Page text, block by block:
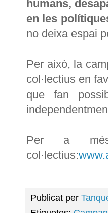
humans,
en les
no deixa espai
Per això, la
col·lectius en
que fan
Per a
col·lectius:
Publicat per